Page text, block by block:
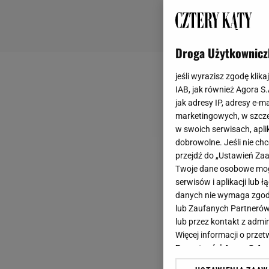
Droga
jeśli wyrazisz zgodę
IAB, jak również Agora
jak adresy IP, adresy e-
marketingowych, w
w swoich serwisach,
dobrowolne. Jeśli nie
przejdź do „Ustawień
Twoje dane osobowe
serwisów i aplikacji lub
danych nie wymaga
lub Zaufanych
lub przez kontakt z
Więcej informacji o
Prywatności Agora S.A.